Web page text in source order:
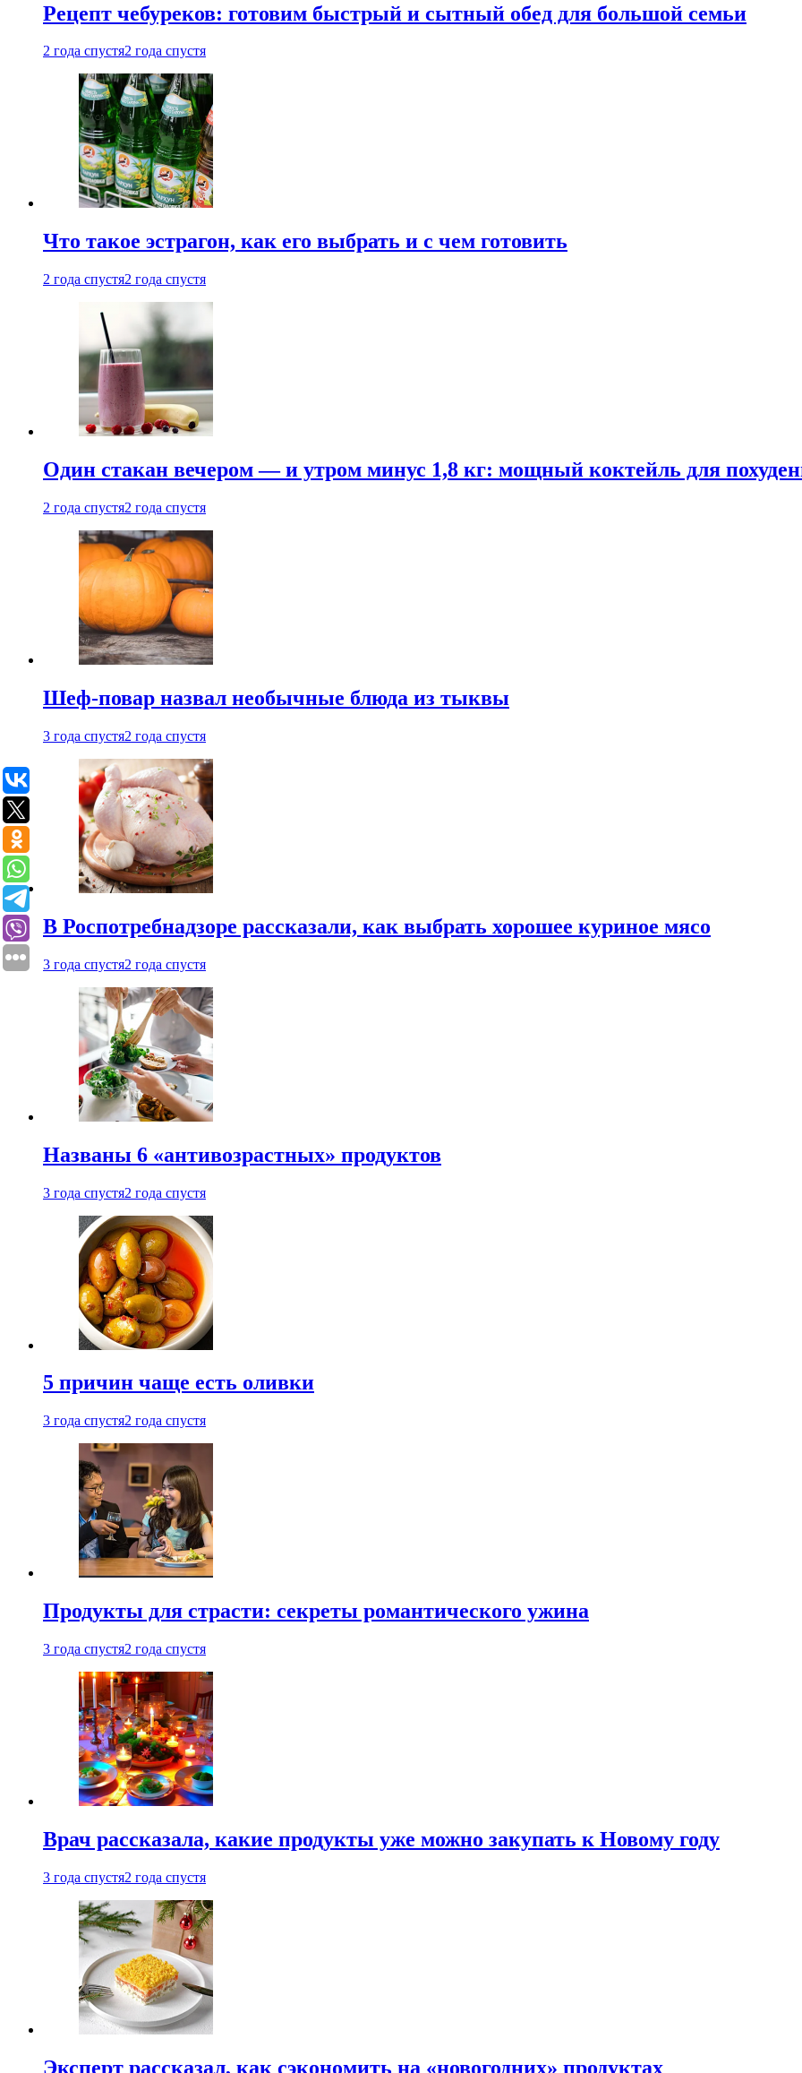
Рецепт чебуреков: готовим быстрый и сытный обед для большой семьи
2 года спустя2 года спустя
Что такое эстрагон, как его выбрать и с чем готовить
2 года спустя2 года спустя
Один стакан вечером — и утром минус 1,8 кг: мощный коктейль для
2 года спустя2 года спустя
Шеф-повар назвал необычные блюда из тыквы
3 года спустя2 года спустя
В Роспотребнадзоре рассказали, как выбрать хорошее куриное мясо
3 года спустя2 года спустя
Названы 6 «антивозрастных» продуктов
3 года спустя2 года спустя
5 причин чаще есть оливки
3 года спустя2 года спустя
Продукты для страсти: секреты романтического ужина
3 года спустя2 года спустя
Врач рассказала, какие продукты уже можно закупать к Новому году
3 года спустя2 года спустя
Эксперт рассказал, как сэкономить на «новогодних» продуктах